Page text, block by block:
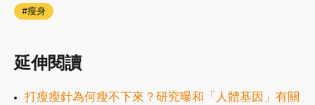
瘦身
延伸閱讀
打瘦瘦針為何瘦不下來？研究曝和「人體基因」有關